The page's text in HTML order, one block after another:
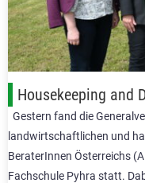
Housekeeping and
Gestern fand die
landwirtschaftlichen und
BeraterInnen Österreichs
Fachschule Pyhra statt.